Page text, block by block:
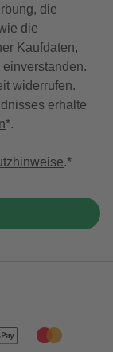
die
die
Kaufdaten,
widerrufen.
erhalte
*.
.